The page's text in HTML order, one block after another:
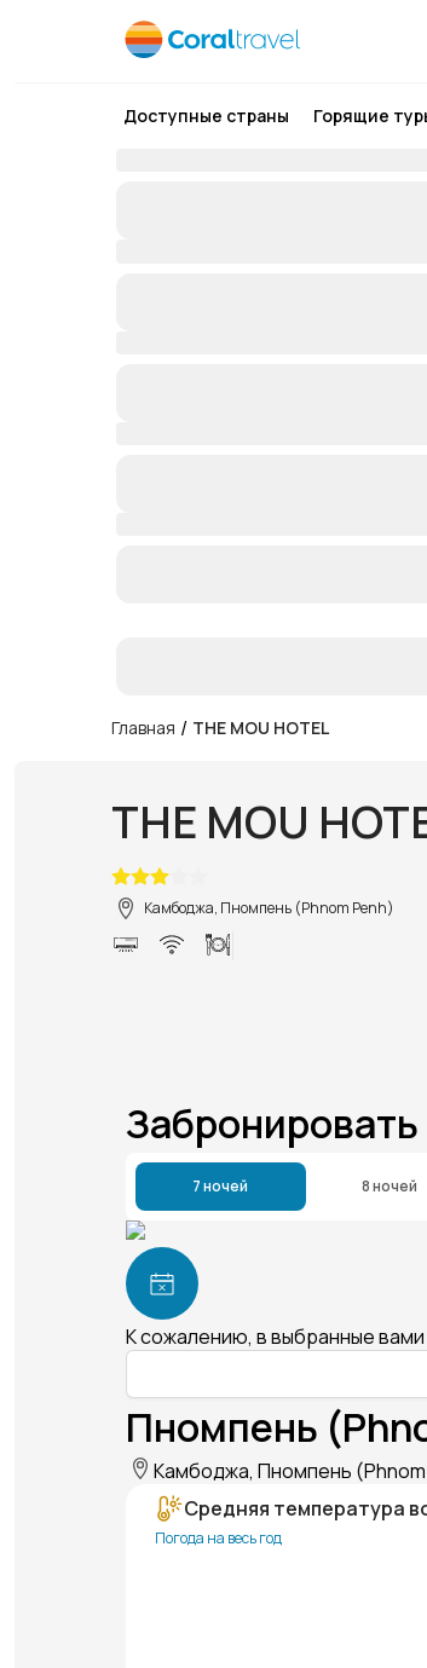
Доступные страны Горящие
Главная / THE MOU HOTEL
THE MOU
Камбоджа, Пномпень (Phnom Penh)
Забронировать
7 ночей 8 ночей
К сожалению, в выбранные
Пномпень
Камбоджа, Пномпень
Средняя температура
Погода на весь год